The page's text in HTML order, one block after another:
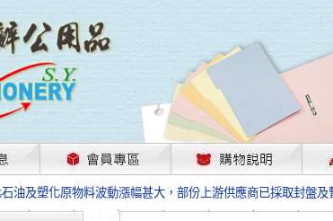
油及塑化原物料波動漲幅甚大，部份上游供應商已採取封盤
標示的商品單價皆為“未稅價格”；本公司保有是否接單出貨之
原廠耗材價格浮動，下單前請先跟客服人員確認最新單價！